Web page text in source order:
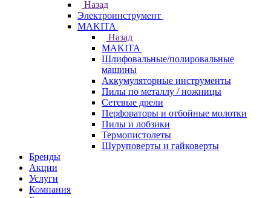
Назад
Электроинструмент
МAKITA
Назад
МAKITA
Шлифовальные/полировальные
машины
Аккумуляторные инструменты
Пилы по металлу / ножницы
Сетевые дрели
Перфораторы и отбойные молотки
Пилы и лобзики
Термопистолеты
Шуруповерты и гайковерты
Бренды
Акции
Услуги
Компания